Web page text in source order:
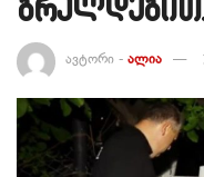
ავტორი - ალია